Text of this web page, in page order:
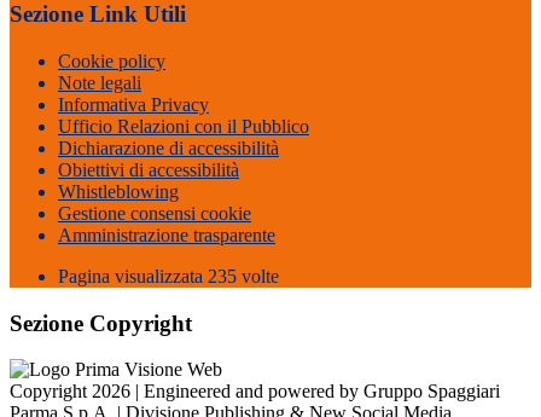
Sezione Link Utili
Cookie policy
Note legali
Informativa Privacy
Ufficio Relazioni con il Pubblico
Dichiarazione di accessibilità
Obiettivi di accessibilità
Whistleblowing
Gestione consensi cookie
Amministrazione trasparente
Pagina visualizzata 235 volte
Sezione Copyright
Copyright 2026 | Engineered and powered by Gruppo Spaggiari